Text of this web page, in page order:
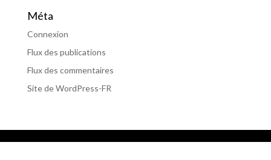
Méta
Connexion
Flux des publications
Flux des commentaires
Site de WordPress-FR